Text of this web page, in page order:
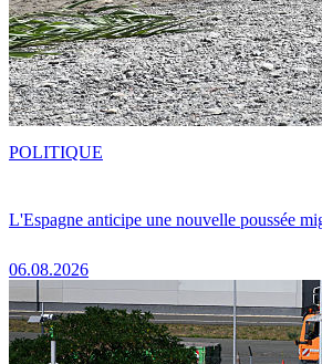
L'Espagne anticipe une nouvelle poussée
06.08.2026
POLITIQUE